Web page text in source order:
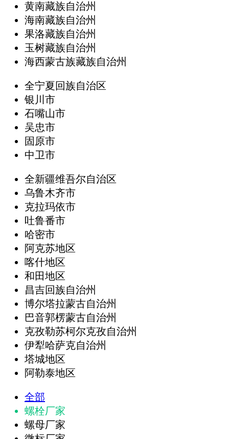
黄南藏族自治州
海南藏族自治州
果洛藏族自治州
玉树藏族自治州
海西蒙古族藏族自治州
全宁夏回族自治区
银川市
石嘴山市
吴忠市
固原市
中卫市
全新疆维吾尔自治区
乌鲁木齐市
克拉玛依市
吐鲁番市
哈密市
阿克苏地区
喀什地区
和田地区
昌吉回族自治州
博尔塔拉蒙古自治州
巴音郭楞蒙古自治州
克孜勒苏柯尔克孜自治州
伊犁哈萨克自治州
塔城地区
阿勒泰地区
全部
螺栓厂家
螺母厂家